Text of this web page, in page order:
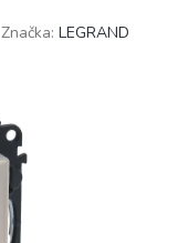
Značka: LEGRAND